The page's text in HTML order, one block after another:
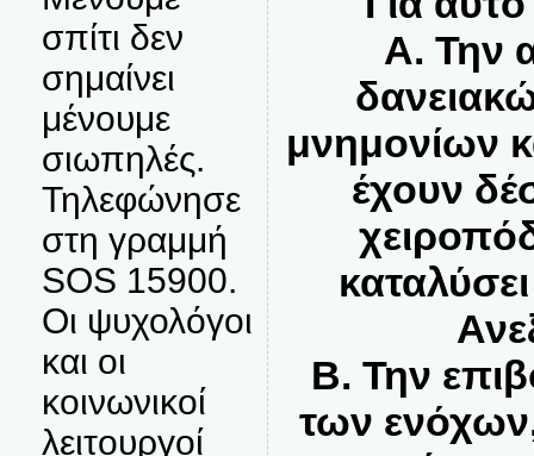
σπίτι δεν
σημαίνει
μένουμε
σιωπηλές.
Τηλεφώνησε
στη γραμμή
SOS 15900.
Οι ψυχολόγοι
και οι
κοινωνικοί
λειτουργοί
Α. Την
μνημονίων
έχουν
Β. Την
των